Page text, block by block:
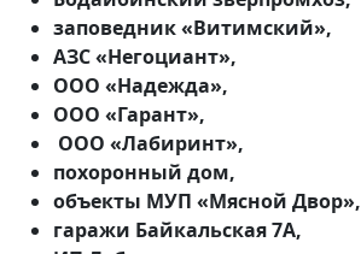
заповедник «Витимский»,
АЗС «Негоциант»,
ООО «Надежда»,
ООО «Гарант»,
ООО «Лабиринт»,
похоронный дом,
объекты МУП «Мясной Двор»,
гаражи Байкальская 7А,